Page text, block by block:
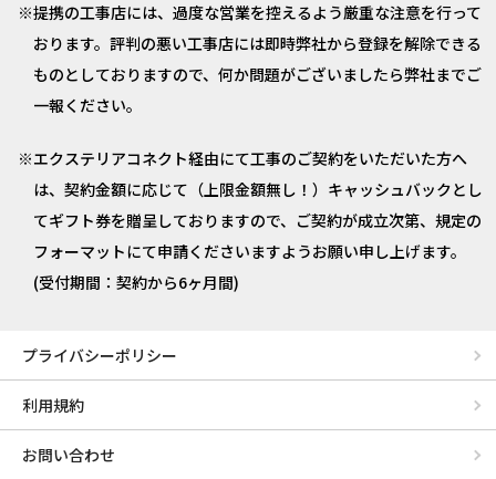
提携の工事店には、過度な営業を控えるよう厳重な注意を行って
おります。評判の悪い工事店には即時弊社から登録を解除できる
ものとしておりますので、何か問題がございましたら弊社までご
一報ください。
エクステリアコネクト経由にて工事のご契約をいただいた方へ
は、契約金額に応じて（上限金額無し！）キャッシュバックとし
てギフト券を贈呈しておりますので、ご契約が成立次第、規定の
フォーマットにて申請くださいますようお願い申し上げます。
(受付期間：契約から6ヶ月間)
プライバシーポリシー
利用規約
お問い合わせ